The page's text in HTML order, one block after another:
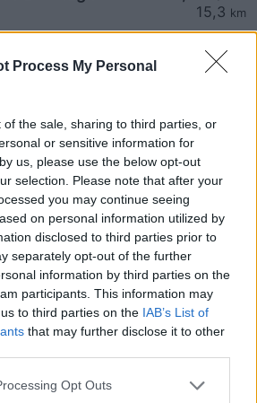
Process My Personal
of the sale, sharing to third parties, or
or sensitive information for
us, please use the below opt-out
selection. Please note that after your
you may continue seeing
on personal information utilized by
disclosed to third parties prior to
separately opt-out of the further
information by third parties on the
participants. This information may
to third parties on the IAB’s List of
that may further disclose it to other
Opt Outs
15,3 km
€/kWh
Kartause
0,65
0,47
15,6
Türnitz
0,65€/kWh
16,0
16,0
Parkplatz Raiffeisenbank